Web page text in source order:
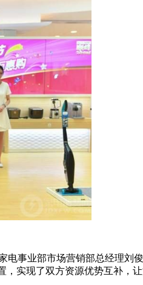
事业部市场营销部总经理刘
实现了双方资源优势互补，